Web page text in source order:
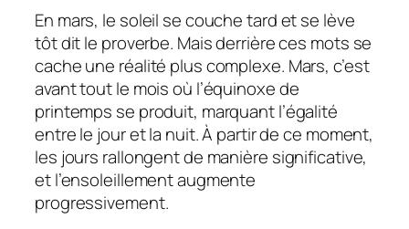
En mars, le soleil se couche tard et se lève
tôt dit le proverbe. Mais derrière ces mots se
cache une réalité plus complexe. Mars, c’est
avant tout le mois où l’équinoxe de
printemps se produit, marquant l’égalité
entre le jour et la nuit. À partir de ce moment,
les jours rallongent de manière significative,
et l’ensoleillement augmente
progressivement.